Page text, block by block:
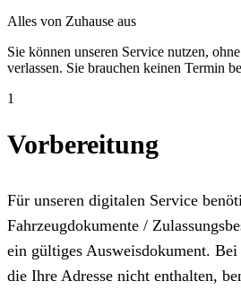
Alles von Zuhause aus
Sie können unseren Service nutzen,
verlassen. Sie brauchen keinen Termin
1
Vorbereitung
Für unseren digitalen Service
Fahrzeugdokumente /
ein gültiges Ausweisdokument.
die Ihre Adresse nicht enthalten,